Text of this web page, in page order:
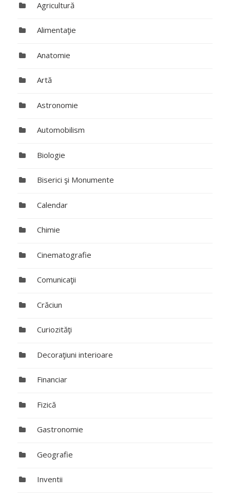
Agricultură
Alimentaţie
Anatomie
Artă
Astronomie
Automobilism
Biologie
Biserici şi Monumente
Calendar
Chimie
Cinematografie
Comunicaţii
Crăciun
Curiozităţi
Decoraţiuni interioare
Financiar
Fizică
Gastronomie
Geografie
Inventii